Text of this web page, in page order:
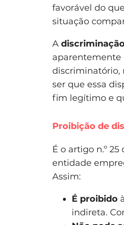
favorável do
situação
A
aparentemente
discriminatório,
ser que essa
fim legítimo e
Proibição de
É o artigo n.º
entidade
Assim:
É proibido
indireta.